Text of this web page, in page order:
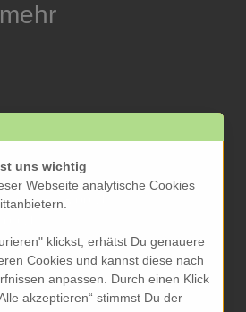
bis 18.00 Uhr
Uhr
uns wichtig
Webseite analytische Cookies
klickst, erhätst Du genauere
Cookies und kannst diese nach
anpassen. Durch einen Klick
akzeptieren“ stimmst Du der